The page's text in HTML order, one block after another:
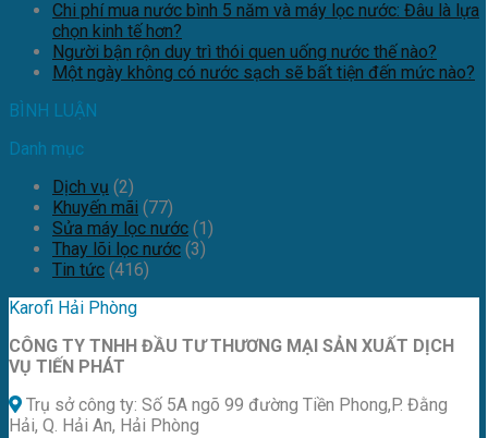
Chi phí mua nước bình 5 năm và máy lọc nước: Đâu là lựa
chọn kinh tế hơn?
Người bận rộn duy trì thói quen uống nước thế nào?
Một ngày không có nước sạch sẽ bất tiện đến mức nào?
BÌNH LUẬN
Danh mục
Dịch vụ (2)
Khuyến mãi (77)
Sửa máy lọc nước (1)
Thay lõi lọc nước (3)
Tin tức (416)
Karofi Hải Phòng
CÔNG TY TNHH ĐẦU TƯ THƯƠNG MẠI SẢN XUẤT DỊCH
VỤ TIẾN PHÁT
Trụ sở công ty: Số 5A ngõ 99 đường Tiền Phong,P. Đằng
Hải, Q. Hải An, Hải Phòng